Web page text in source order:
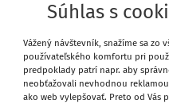
Ústavu
Súhlas s
Vážený návštevník, snažíme sa zo
používateľského komfortu pri
predpoklady patrí napr. aby
neobťažovali nevhodnou
ako web vylepšovať. Preto od Vás